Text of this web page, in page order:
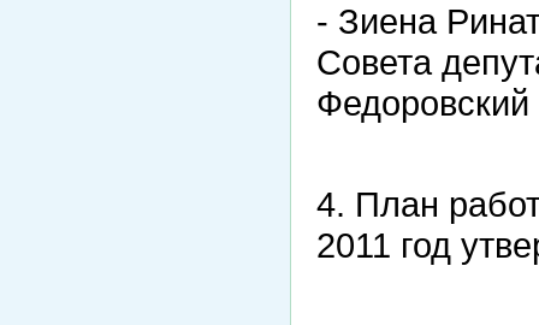
- Зиена
Совета
Федоровский
4. План
2011 год